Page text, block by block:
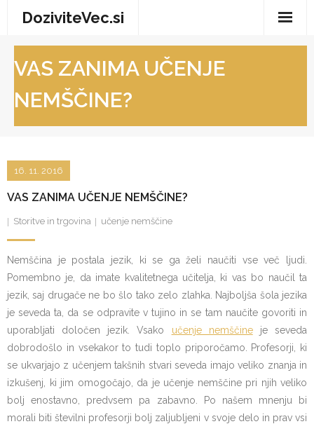
DoziviteVec.si
Zdravje in dobro počutje
VAS ZANIMA UČENJE
NEMŠČINE?
VAS ZANIMA UČENJE NEMŠČINE?
16. 11. 2016
Storitve in trgovina učenje nemščine
Nemščina je postala jezik, ki se ga želi naučiti vse več ljudi.
Pomembno je, da imate kvalitetnega učitelja, ki vas bo naučil ta
jezik, saj drugače ne bo šlo tako zelo zlahka. Najboljša šola jezika
je seveda ta, da se odpravite v tujino in se tam naučite govoriti in
uporabljati določen jezik. Vsako učenje nemščineje seveda
dobrodošlo in vsekakor to tudi toplo priporočamo. Profesorji, ki
se ukvarjajo z učenjem takšnih stvari seveda imajo veliko znanja in
izkušenj, ki jim omogočajo, da je učenje nemščine pri njih veliko
bolj enostavno, predvsem pa zabavno. Po našem mnenju bi
morali biti številni profesorji bolj zaljubljeni v svoje delo in prav vsi